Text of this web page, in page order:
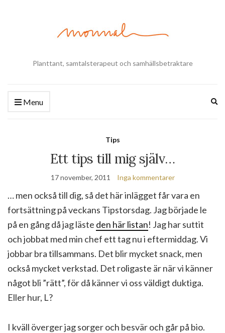
Planttant, samtalsterapeut och samhällsbetraktare
Menu
Tips
Ett tips till mig själv…
17 november, 2011 Inga kommentarer
… men också till dig, så det här inlägget får vara en
fortsättning på veckans Tipstorsdag. Jag började le
på en gång då jag läste den här listan! Jag har suttit
och jobbat med min chef ett tag nu i eftermiddag. Vi
jobbar bra tillsammans. Det blir mycket snack, men
också mycket verkstad. Det roligaste är när vi känner
något bli ”rätt”, för då känner vi oss väldigt duktiga.
Eller hur, L?
I kväll överger jag sorger och besvär och går på bio.